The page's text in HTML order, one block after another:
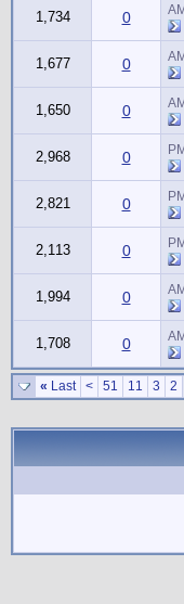
0
1,734
0
1,677
0
1,650
0
2,968
0
2,821
0
2,113
0
1,994
0
1,708
2
3
11
51
>
Last
»